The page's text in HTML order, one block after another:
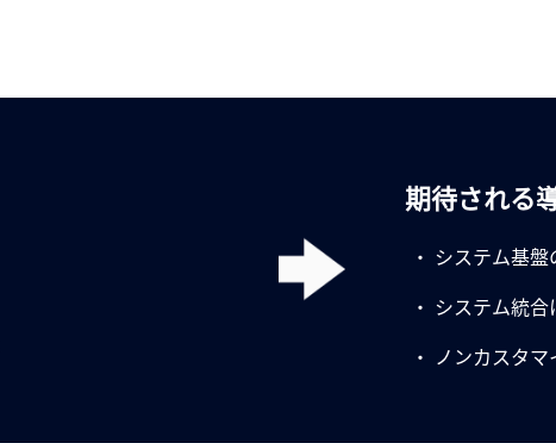
期待される
システム基盤
システム統
ノンカスタ